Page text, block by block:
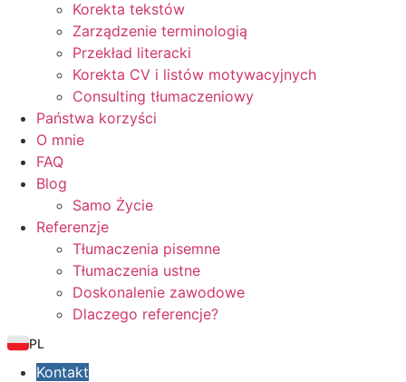
Korekta tekstów
Zarządzenie terminologią
Przekład literacki
Korekta CV i listów motywacyjnych
Consulting tłumaczeniowy
Państwa korzyści
O mnie
FAQ
Blog
Samo Życie
Referenzje
Tłumaczenia pisemne
Tłumaczenia ustne
Doskonalenie zawodowe
Dlaczego referencje?
PL
Kontakt